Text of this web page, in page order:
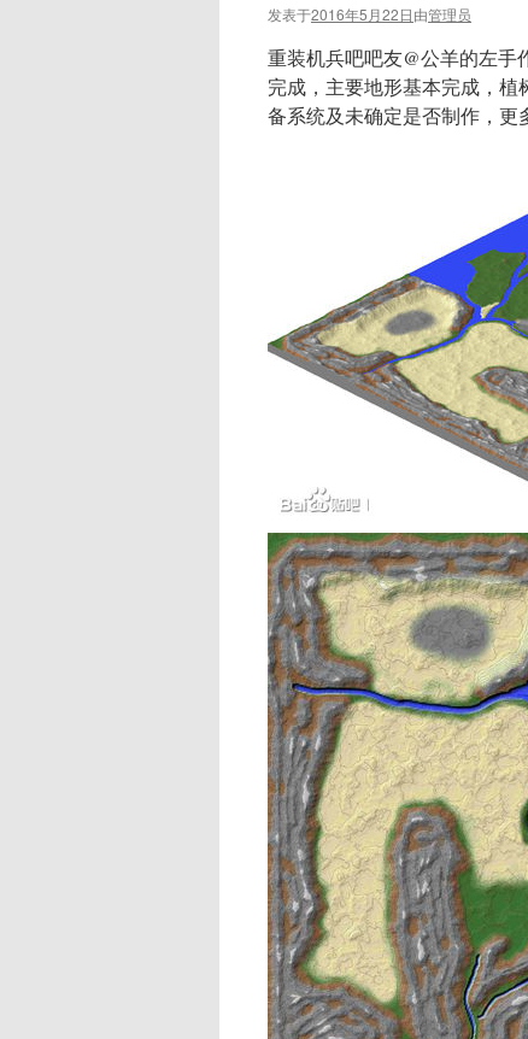
发表于2016年5月22日由管理员
重装机兵吧吧友@公羊的左手
完成，主要地形基本完成，
备系统及未确定是否制作，更